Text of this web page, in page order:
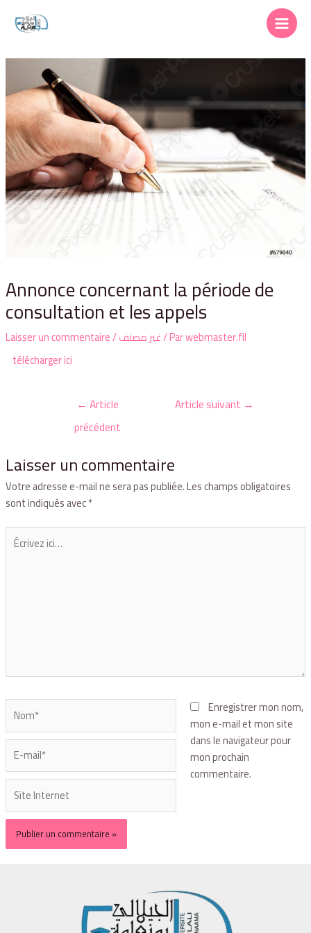
Annonce concernant la période de
consultation et les appels
Laisser un commentaire/غير مصنف/ Parwebmaster.fll
télécharger ici
← Article
précédent
Article suivant →
Laisser un commentaire
Votre adresse e-mail ne sera pas publiée.Les champs obligatoires
sont indiqués avec*
Enregistrer mon nom,
mon e-mail et mon site
dans le navigateur pour
mon prochain
commentaire.